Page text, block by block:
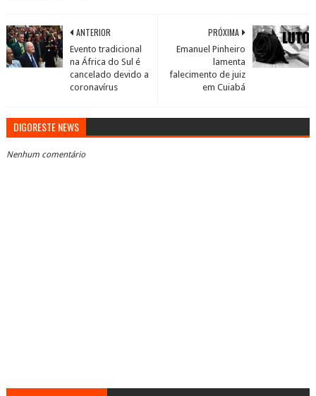
PRÓXIMA
Emanuel Pinheiro
lamenta
falecimento de juiz
em Cuiabá
ANTERIOR
Evento tradicional
na África do Sul é
cancelado devido a
coronavírus
DIGORESTE NEWS
Nenhum comentário